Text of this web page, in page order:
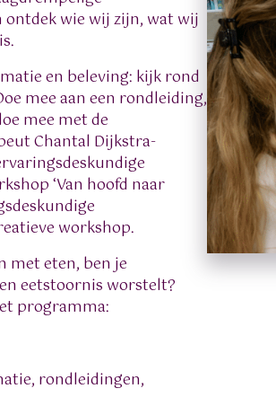
wie wij zijn, wat wij
en beleving: kijk rond
mee aan een rondleiding,
mee met de
Chantal Dijkstra-
‘Van hoofd naar
workshop.
met eten, ben je
eetstoornis worstelt?
programma:
rondleidingen,